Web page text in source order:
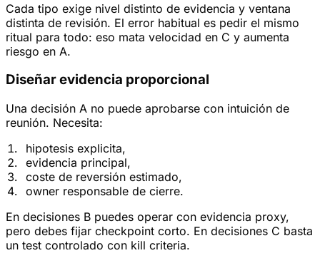
Cada tipo exige nivel distinto de evidencia y ventana
distinta de revisión. El error habitual es pedir el mismo
ritual para todo: eso mata velocidad en C y aumenta
riesgo en A.
Diseñar evidencia proporcional
Una decisión A no puede aprobarse con intuición de
reunión. Necesita:
hipotesis explicita,
evidencia principal,
coste de reversión estimado,
owner responsable de cierre.
En decisiones B puedes operar con evidencia proxy,
pero debes fijar checkpoint corto. En decisiones C basta
un test controlado con kill criteria.